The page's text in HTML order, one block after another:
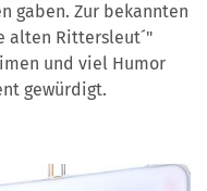
gaben. Zur bekannten
alten Rittersleut´"
und viel Humor
gewürdigt.